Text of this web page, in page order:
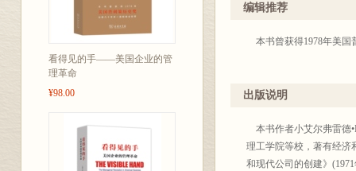
看得见的手——美国企业的管
理革命
¥98.00
编辑推荐
本书曾获得1978年美国
出版说明
本书作者小艾尔弗雷德
理工学院等校，著有经济
和现代公司的创建》